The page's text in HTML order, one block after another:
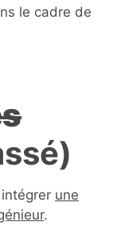
le cadre de
une
.